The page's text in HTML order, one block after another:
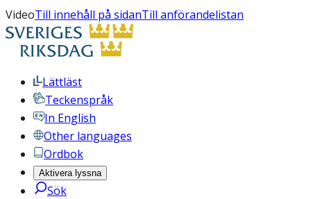
VideoTill innehåll på sidanTill anförandelistan
Lättläst
Teckenspråk
In English
Other languages
Ordbok
Aktivera lyssna
Sök